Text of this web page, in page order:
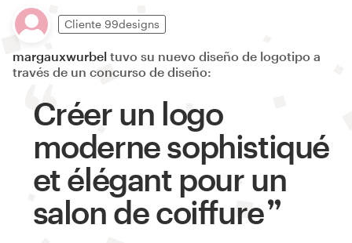
Cliente 99designs
margauxwurbel tuvo su nuevo diseño de logotipo a
través de un concurso de diseño:
Créer un logo
moderne sophistiqué
et élégant pour un
salon de coiffure